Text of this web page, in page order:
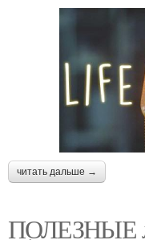
читать дальше →
ПОЛЕЗНЫЕ